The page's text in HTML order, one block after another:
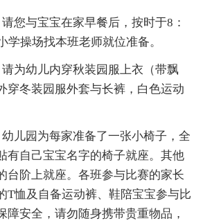
您与宝宝在家早餐后，按时于8：
学操场找本班老师就位准备。
为幼儿内穿秋装园服上衣（带飘
穿冬装园服外套与长裤，白色运动
儿园为每家准备了一张小椅子，全
有自己宝宝名字的椅子就座。其他
台阶上就座。各班参与比赛的家长
T恤及自备运动裤、鞋陪宝宝参与比
障安全，请勿随身携带贵重物品，